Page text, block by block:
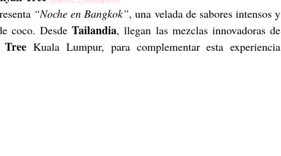
“Noche en Bangkok”, una velada de sabores intensos y
coco. Desde Tailandia
Tree Kuala Lumpur, para complementar esta experiencia